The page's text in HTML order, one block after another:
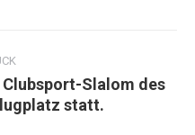
Slalom des
statt.